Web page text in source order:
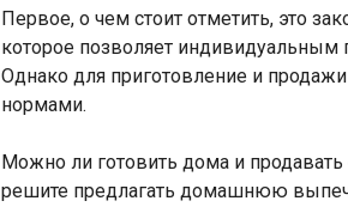
Первое, о чем стоит отметить, это
которое позволяет индивидуальным
Однако для приготовление и
нормами.
Можно ли готовить дома и
решите предлагать домашнюю